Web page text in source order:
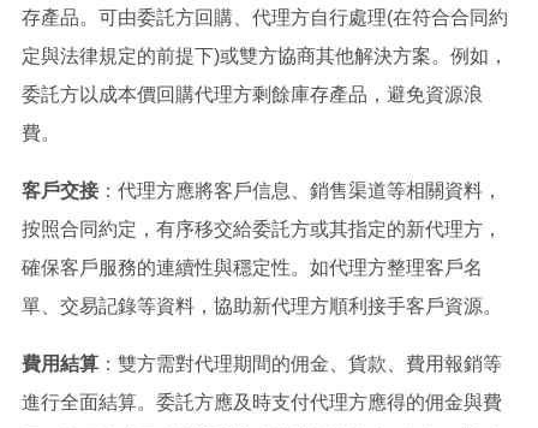
存產品。可由委託方回購、代理方自行處理(在符合合同約
定與法律規定的前提下)或雙方協商其他解決方案。例如，
委託方以成本價回購代理方剩餘庫存產品，避免資源浪
費。
客戶交接：代理方應將客戶信息、銷售渠道等相關資料，
按照合同約定，有序移交給委託方或其指定的新代理方，
確保客戶服務的連續性與穩定性。如代理方整理客戶名
單、交易記錄等資料，協助新代理方順利接手客戶資源。
費用結算：雙方需對代理期間的佣金、貨款、費用報銷等
進行全面結算。委託方應及時支付代理方應得的佣金與費